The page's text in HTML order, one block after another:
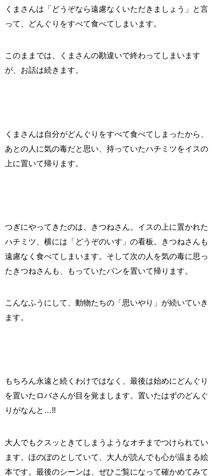
くまさんは「どうぞなら遠慮なくいただきましょう」と言
って、どんぐりをすべて食べてしまいます。
このままでは、くまさんの勘違いで終わってしまいます
が、お話は続きます。
くまさんは自分がどんぐりをすべて食べてしまったから、
あとの人に気の毒だと思い、持っていたハチミツをイスの
上に置いて帰ります。
つぎにやってきたのは、きつねさん。イスの上に置かれた
ハチミツ、横には「どうぞのいす」の看板。きつねさんも
遠慮なく食べてしまいます。そして次の人を気の毒に思っ
たきつねさんも、もっていたパンを置いて帰ります。
こんなふうにして、動物たちの「思いやり」が続いていき
ます。
もちろん永遠と続くわけではなく、最後は始めにどんぐり
を置いたロバさんが目を覚まします。置いたはずのどんぐ
りがなんと…!!
大人でもクスッときてしまうようなオチまでつけられてい
ます。ほのぼのとしていて、大人が読んでも心が温まる絵
本です。最後のシーンは、ぜひご覧になって確かめてみて